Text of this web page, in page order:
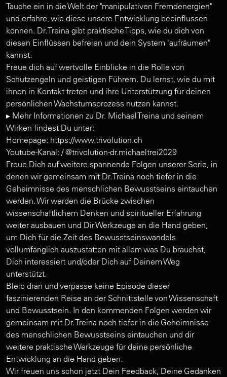
Tauche ein in die Welt der "manipulativen Fremdenergien"
und erfahre, wie diese unsere Entwicklung beeinflussen
können. Dr. Treina gibt praktische Tipps, wie du dich von
diesen Einflüssen befreien und dein System "aufräumen"
kannst.
Freue dich auf wertvolle Einblicke in die Rolle von
Schutzengeln und geistigen Führern. Du lernst, wie du mit
ihnen in Kontakt treten und ihre Unterstützung für deinen
persönlichen Wachstumsprozess nutzen kannst.
▸ Mehr Informationen zu Dr. Michael Treina und seinem
Wirken findest Du unter:
Homepage: https://www.trivolution.ch
Youtube-Kanal: / @trivolution-dr.michaeltrei2029
Freue Dich auf weitere spannende Folgen unserer Serie, in
denen wir gemeinsam mit Dr. Treina noch tiefer in die
Geheimnisse des menschlichen Bewusstseins eintauchen
werden. Wir werden die Brücke zwischen
wissenschaftlichem Denken und spiritueller Erfahrung
weiter ausbauen und Dir Werkzeuge an die Hand geben,
um Dich für die Zeit des Bewusstseinswandels
vollumfänglich auszustatten mit allem was Du brauchst,
Dich interessiert und/oder Dich auf Deinem Weg
unterstützt.
Bleib dran und verpasse keine Episode dieser
faszinierenden Reise an der Schnittstelle von Wissenschaft
und Bewusstsein. In den kommenden Folgen werden wir
gemeinsam mit Dr. Treina noch tiefer in die Geheimnisse
des menschlichen Bewusstseins eintauchen und dir
weitere praktische Werkzeuge für deine persönliche
Entwicklung an die Hand geben.
Wir freuen uns schon jetzt Dein Feedback, Deine Gedanken